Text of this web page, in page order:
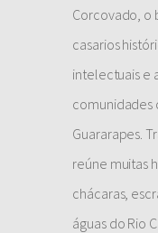
Corcovado, o
casarios
intelectuais e
comunidades
Guararapes.
reúne muitas
chácaras,
águas do Rio